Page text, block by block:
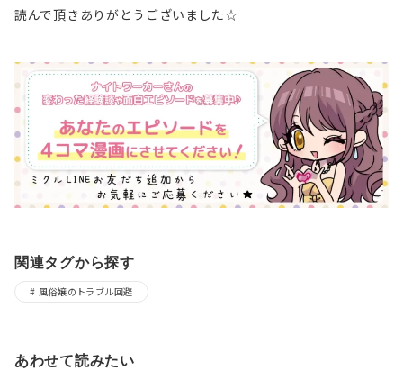
読んで頂きありがとうございました☆
関連タグから探す
風俗嬢のトラブル回避
あわせて読みたい